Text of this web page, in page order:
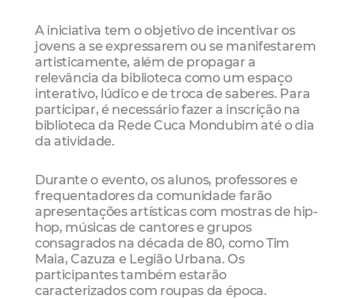
A iniciativa tem o objetivo de incentivar os
jovens a se expressarem ou se manifestarem
artisticamente, além de propagar a
relevância da biblioteca como um espaço
interativo, lúdico e de troca de saberes. Para
participar, é necessário fazer a inscrição na
biblioteca da Rede Cuca Mondubim até o dia
da atividade.
Durante o evento, os alunos, professores e
frequentadores da comunidade farão
apresentações artísticas com mostras de hip-
hop, músicas de cantores e grupos
consagrados na década de 80, como Tim
Maia, Cazuza e Legião Urbana. Os
participantes também estarão
caracterizados com roupas da época.